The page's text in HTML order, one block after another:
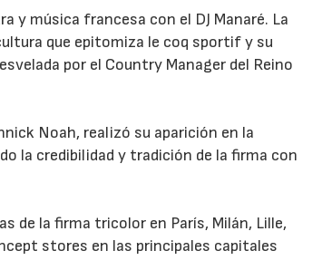
y música francesa con el DJ Manaré. La
que epitomiza le coq sportif y su
por el Country Manager del Reino
Noah, realizó su aparición en la
la credibilidad y tradición de la firma con
de la firma tricolor en París, Milán, Lille,
stores en las principales capitales